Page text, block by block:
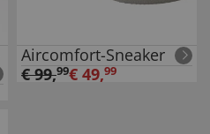
Aircomfort-Sneaker
€99,99€ 49,99